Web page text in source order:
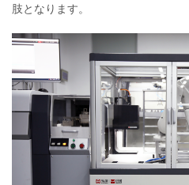
肢となります。